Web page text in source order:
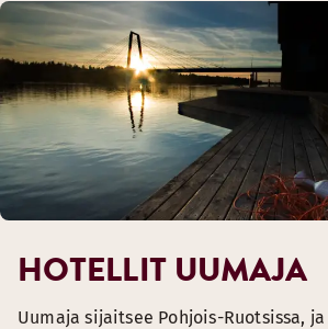
HOTELLIT UUMAJA
Uumaja sijaitsee Pohjois-Ruotsissa,